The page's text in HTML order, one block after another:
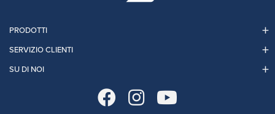
PRODOTTI
SERVIZIO CLIENTI
SU DI NOI